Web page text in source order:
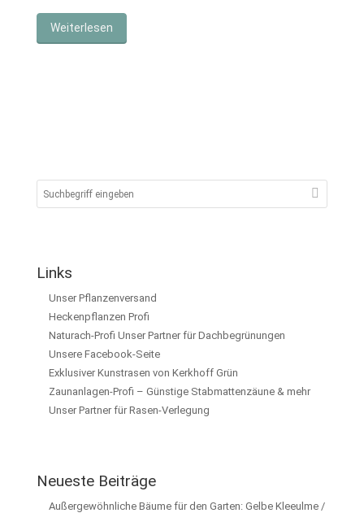
Weiterlesen
Links
Unser Pflanzenversand
Heckenpflanzen Profi
Naturach-Profi Unser Partner für Dachbegrünungen
Unsere Facebook-Seite
Exklusiver Kunstrasen von Kerkhoff Grün
Zaunanlagen-Profi – Günstige Stabmattenzäune & mehr
Unser Partner für Rasen-Verlegung
Neueste Beiträge
Außergewöhnliche Bäume für den Garten: Gelbe Kleeulme /